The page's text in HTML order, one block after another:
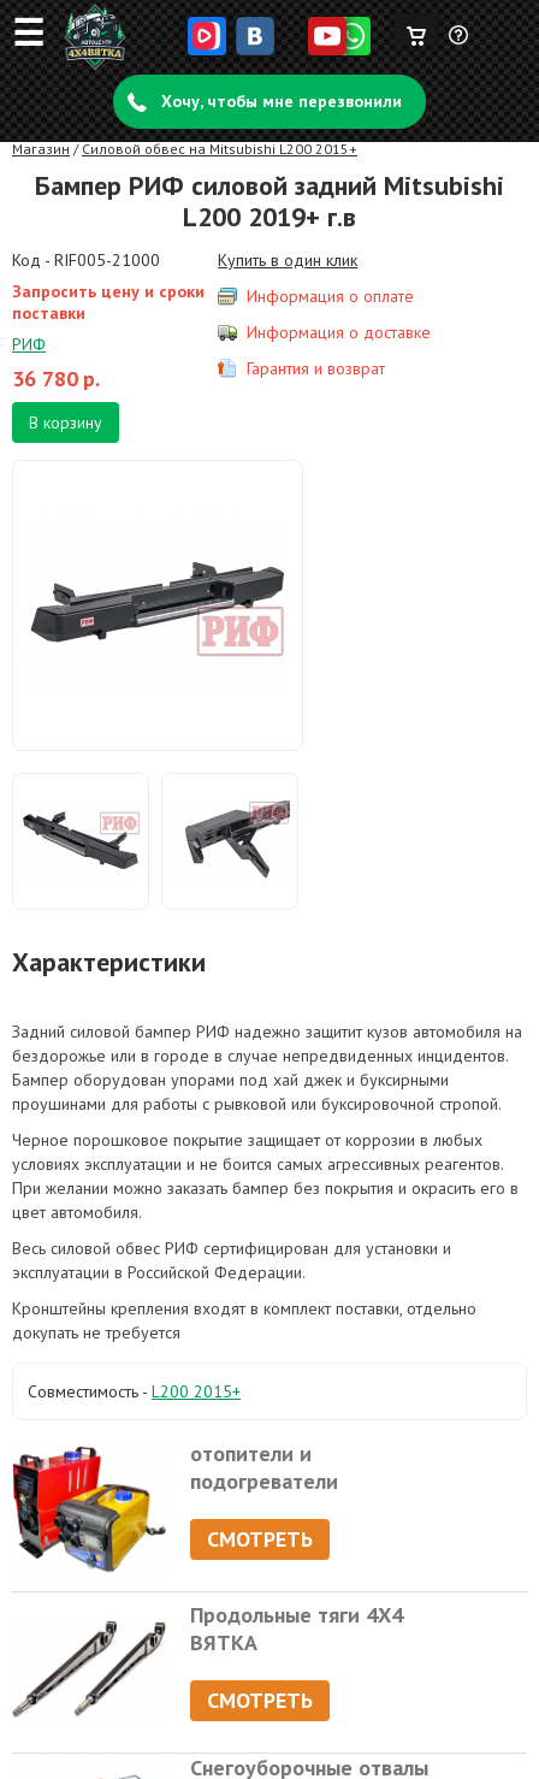
☰ Задать
вопрос
Корзина
пуста
Хочу, чтобы мне перезвонили
Магазин / Силовой обвес на Mitsubishi L200 2015+
Бампер РИФ силовой задний Mitsubishi
L200 2019+ г.в
Код - RIF005-21000
Запросить цену и сроки
поставки
РИФ
36 780 р.
В корзину
Купить в один клик
Информация о оплате
Информация о доставке
Гарантия и возврат
Характеристики
Задний силовой бампер РИФ надежно защитит кузов автомобиля на
бездорожье или в городе в случае непредвиденных инцидентов.
Бампер оборудован упорами под хай джек и буксирными
проушинами для работы с рывковой или буксировочной стропой.
Черное порошковое покрытие защищает от коррозии в любых
условиях эксплуатации и не боится самых агрессивных реагентов.
При желании можно заказать бампер без покрытия и окрасить его в
цвет автомобиля.
Весь силовой обвес РИФ сертифицирован для установки и
эксплуатации в Российской Федерации.
Кронштейны крепления входят в комплект поставки, отдельно
докупать не требуется
Совместимость - L200 2015+
отопители и
подогреватели
СМОТРЕТЬ
Продольные тяги 4Х4
ВЯТКА
СМОТРЕТЬ
Снегоуборочные отвалы